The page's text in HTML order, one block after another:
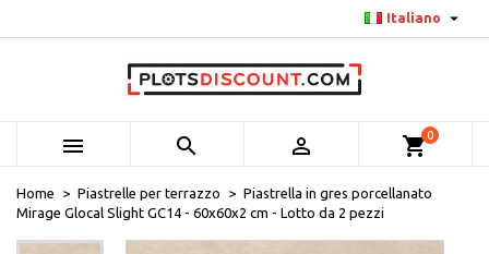
Italiano 
   shopping_cart0
Home Piastrelle per terrazzo
Piastrella in gres porcellanato
Mirage Glocal Slight GC14 - 60x60x2 cm - Lotto da 2 pezzi